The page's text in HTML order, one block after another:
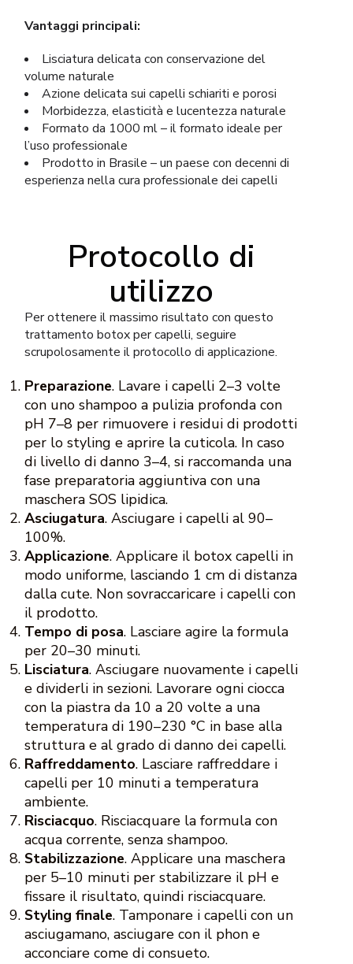
Vantaggi principali:
Lisciatura delicata con conservazione del
volume naturale
Azione delicata sui capelli schiariti e porosi
Morbidezza, elasticità e lucentezza naturale
Formato da 1000 ml – il formato ideale per
l’uso professionale
Prodotto in Brasile – un paese con decenni di
esperienza nella cura professionale dei capelli
Protocollo di
utilizzo
Per ottenere il massimo risultato con questo
trattamento botox per capelli, seguire
scrupolosamente il protocollo di applicazione.
Preparazione. Lavare i capelli 2–3 volte
con uno shampoo a pulizia profonda con
pH 7–8 per rimuovere i residui di prodotti
per lo styling e aprire la cuticola. In caso
di livello di danno 3–4, si raccomanda una
fase preparatoria aggiuntiva con una
maschera SOS lipidica.
Asciugatura. Asciugare i capelli al 90–
100%.
Applicazione. Applicare il botox capelli in
modo uniforme, lasciando 1 cm di distanza
dalla cute. Non sovraccaricare i capelli con
il prodotto.
Tempo di posa. Lasciare agire la formula
per 20–30 minuti.
Lisciatura. Asciugare nuovamente i capelli
e dividerli in sezioni. Lavorare ogni ciocca
con la piastra da 10 a 20 volte a una
temperatura di 190–230 °C in base alla
struttura e al grado di danno dei capelli.
Raffreddamento. Lasciare raffreddare i
capelli per 10 minuti a temperatura
ambiente.
Risciacquo. Risciacquare la formula con
acqua corrente, senza shampoo.
Stabilizzazione. Applicare una maschera
per 5–10 minuti per stabilizzare il pH e
fissare il risultato, quindi risciacquare.
Styling finale. Tamponare i capelli con un
asciugamano, asciugare con il phon e
acconciare come di consueto.